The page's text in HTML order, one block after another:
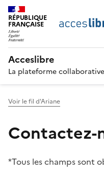
RÉPUBLIQUE
FRANÇAISE
Acceslibre
La plateforme
Voir le fil d'Ariane
Contactez-
*Tous les champs sont